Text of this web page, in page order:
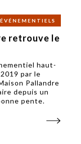
ÉVÉNEMENTIELS
retrouve le
haut-
par le
Pallandre
depuis un
pente.